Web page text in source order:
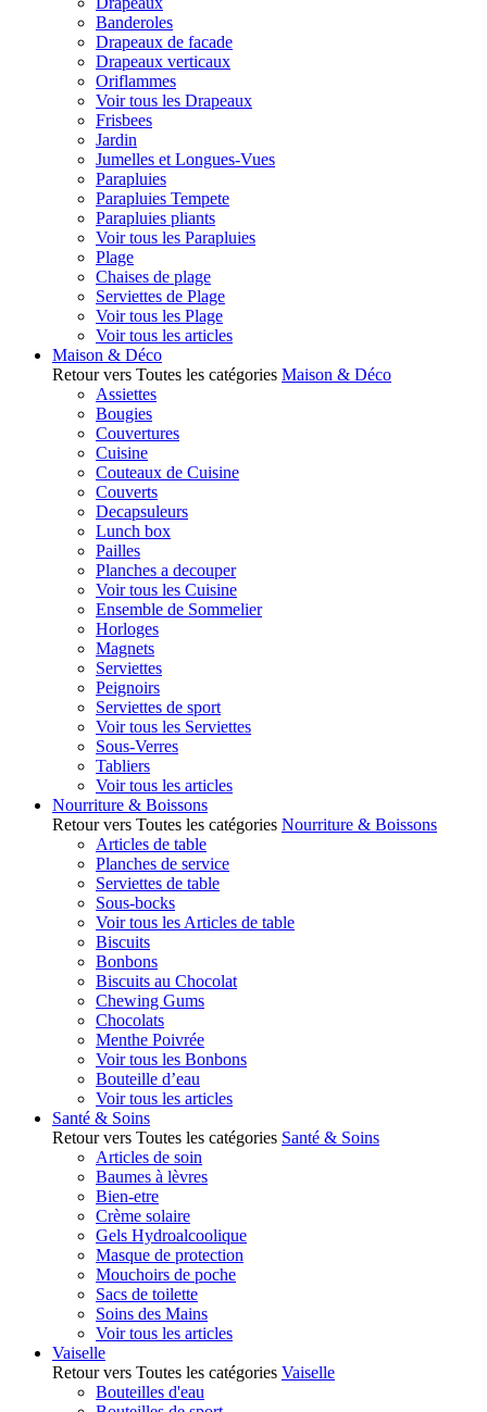
Banderoles
Drapeaux de facade
Drapeaux verticaux
Oriflammes
Voir tous les Drapeaux
Frisbees
Jardin
Jumelles et Longues-Vues
Parapluies
Parapluies Tempete
Parapluies pliants
Voir tous les Parapluies
Plage
Chaises de plage
Serviettes de Plage
Voir tous les Plage
Voir tous les articles
Maison & Déco
Retour vers Toutes les catégories Maison & Déco
Assiettes
Bougies
Couvertures
Cuisine
Couteaux de Cuisine
Couverts
Decapsuleurs
Lunch box
Pailles
Planches a decouper
Voir tous les Cuisine
Ensemble de Sommelier
Horloges
Magnets
Serviettes
Peignoirs
Serviettes de sport
Voir tous les Serviettes
Sous-Verres
Tabliers
Voir tous les articles
Nourriture & Boissons
Retour vers Toutes les catégories Nourriture & Boissons
Articles de table
Planches de service
Serviettes de table
Sous-bocks
Voir tous les Articles de table
Biscuits
Bonbons
Biscuits au Chocolat
Chewing Gums
Chocolats
Menthe Poivrée
Voir tous les Bonbons
Bouteille d’eau
Voir tous les articles
Santé & Soins
Retour vers Toutes les catégories Santé & Soins
Articles de soin
Baumes à lèvres
Bien-etre
Crème solaire
Gels Hydroalcoolique
Masque de protection
Mouchoirs de poche
Sacs de toilette
Soins des Mains
Voir tous les articles
Vaiselle
Retour vers Toutes les catégories Vaiselle
Bouteilles d'eau